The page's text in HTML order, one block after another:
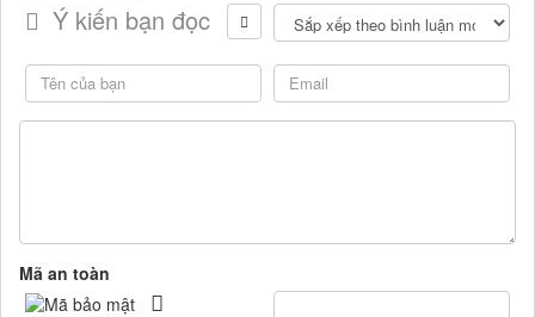
Ý kiến bạn đọc
Mã an toàn